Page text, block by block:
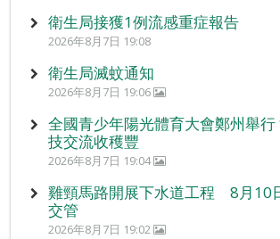
衛生局接獲1例流感重症報告
2026年8月7日 19:08
衛生局滅蚊通知
2026年8月7日 19:06
全國青少年陽光體育大會鄭州舉
技交流收穫豐
2026年8月7日 19:04
雞頸馬路開展下水道工程 8月10
交管
2026年8月7日 19:02